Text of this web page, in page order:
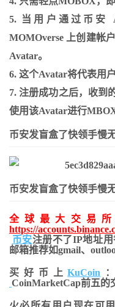
5. 当用户通过币安
MOMOverse 上创建帐
Avatar。
6. 这个Avatar将代表用
7. 注册成功之后，收到
使用该Avatar进行
币安发盲盒了快领手慢
币安发盲盒了快领手慢
全球最大交易所
https://
币安注册不了IP地址
邮箱推荐如gmail、
买好币上KuCoin
CoinMarketCap前五的